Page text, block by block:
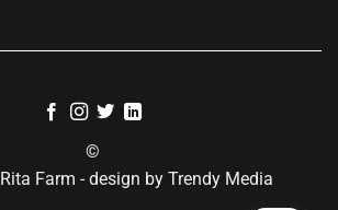
©
Farm - design by Trendy Media